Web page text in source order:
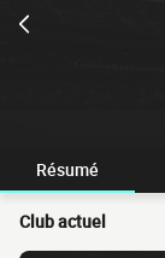
Résumé
Club actuel